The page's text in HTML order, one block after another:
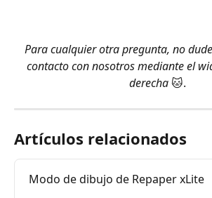
Para cualquier otra pregunta, no
contacto con nosotros mediante el
derecha 🐱.
Artículos relacionados
Modo de dibujo de Repaper xLite